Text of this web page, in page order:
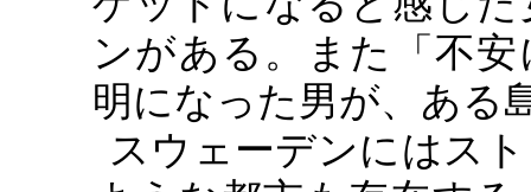
ンがある。また「不
明になった男が、ある
スウェーデンにはス